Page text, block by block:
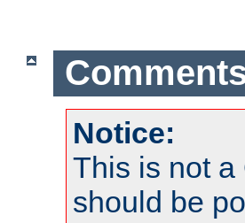
Notice:
This is not a
should be